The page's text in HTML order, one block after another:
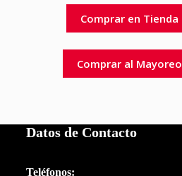
Comprar en Tienda
Comprar al Mayoreo
Datos de Contacto
Teléfonos: